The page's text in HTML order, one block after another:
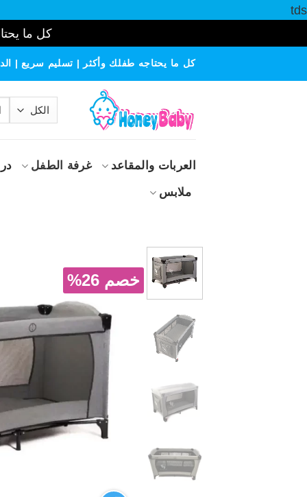
tds
كل ما
كل ما يحتاجه طفلك وأكثر | تسليم سريع |
العربات والمقاعد غرفة الطفل
ملابس
خصم 26%